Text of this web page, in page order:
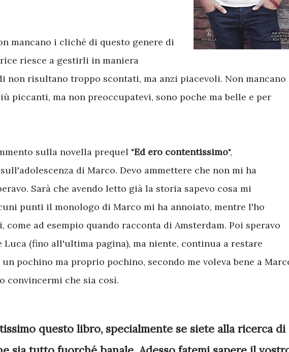
mancano i cliché di questo genere di
riesce a gestirli in maniera
non risultano troppo scontati, ma anzi piacevoli. Non mancano
piccanti, ma non preoccupatevi, sono poche ma belle e per
sulla novella prequel "Ed ero contentissimo",
di Marco. Devo ammettere che non mi ha
Sarà che avendo letto già la storia sapevo cosa mi
punti il monologo di Marco mi ha annoiato, mentre l'ho
come ad esempio quando racconta di Amsterdam. Poi speravo
(fino all'ultima pagina), ma niente, continua a restare
un pochino ma proprio pochino, secondo me voleva bene a
convincermi che sia così.
questo libro, specialmente se siete alla ricerca di